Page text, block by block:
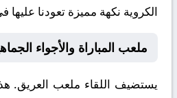
الكروية نكهة مميزة تعودنا عليها
ملعب المباراة والأجواء
يستضيف اللقاء ملعب العريق.